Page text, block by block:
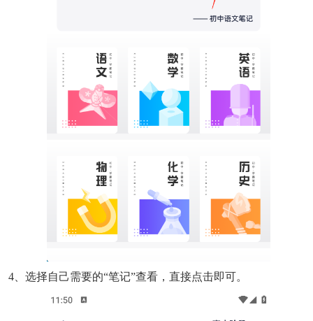
4、选择自己需要的“笔记”查看，直接点击即可。